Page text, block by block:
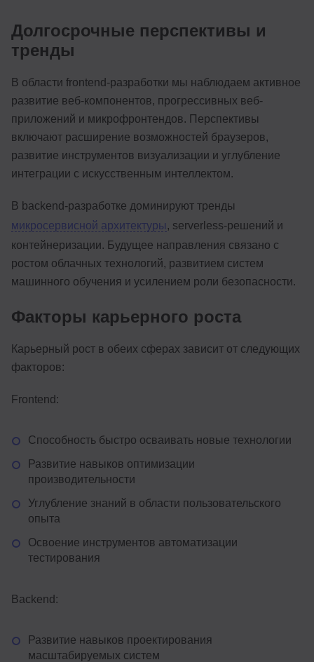
Долгосрочные перспективы и
тренды
В области frontend-разработки мы наблюдаем активное
развитие веб-компонентов, прогрессивных веб-
приложений и микрофронтендов. Перспективы
включают расширение возможностей браузеров,
развитие инструментов визуализации и углубление
интеграции с искусственным интеллектом.
В backend-разработке доминируют тренды
микросервисной архитектуры , serverless-решений и
контейнеризации. Будущее направления связано с
ростом облачных технологий, развитием систем
машинного обучения и усилением роли безопасности.
Факторы карьерного роста
Карьерный рост в обеих сферах зависит от следующих
факторов:
Frontend:
Способность быстро осваивать новые технологии
Развитие навыков оптимизации
производительности
Углубление знаний в области пользовательского
опыта
Освоение инструментов автоматизации
тестирования
Backend:
Развитие навыков проектирования
масштабируемых систем